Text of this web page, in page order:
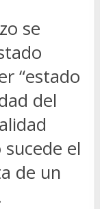
se
“estado
del
el
de un